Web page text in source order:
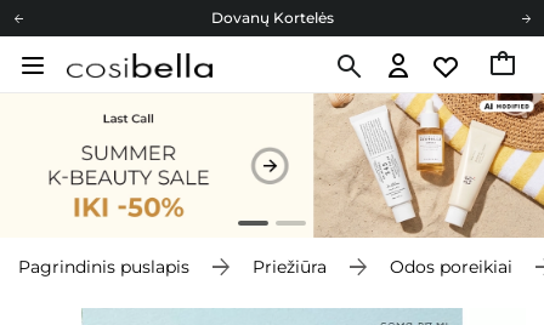
Dovanų Kortelės
Cosibella lojalumo programa
Dovanų Kortelės
Pagrindinis puslapis Priežiūra Odos poreikiai